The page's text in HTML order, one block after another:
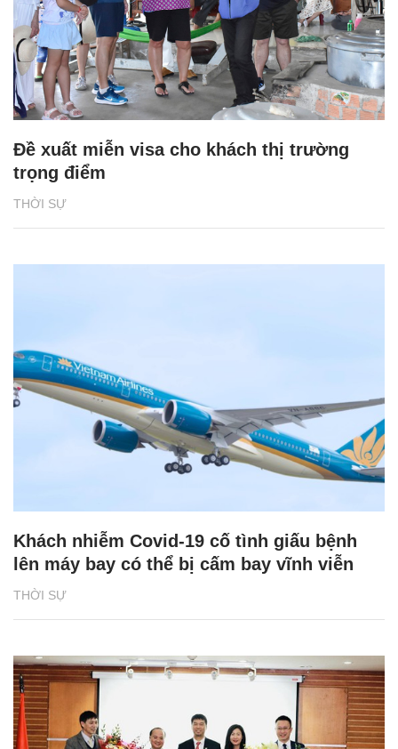
THỜI SỰ
Đề xuất miễn visa cho khách thị trường
trọng điểm
THỜI SỰ
Khách nhiễm Covid-19 cố tình giấu bệnh
lên máy bay có thể bị cấm bay vĩnh viễn